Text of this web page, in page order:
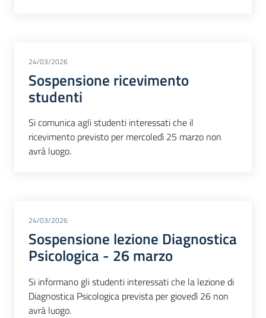
24/03/2026
Sospensione ricevimento
studenti
Si comunica agli studenti interessati che il
ricevimento previsto per mercoledì 25 marzo non
avrà luogo.
24/03/2026
Sospensione lezione Diagnostica
Psicologica - 26 marzo
Si informano gli studenti interessati che la lezione di
Diagnostica Psicologica prevista per giovedì 26 non
avrà luogo.